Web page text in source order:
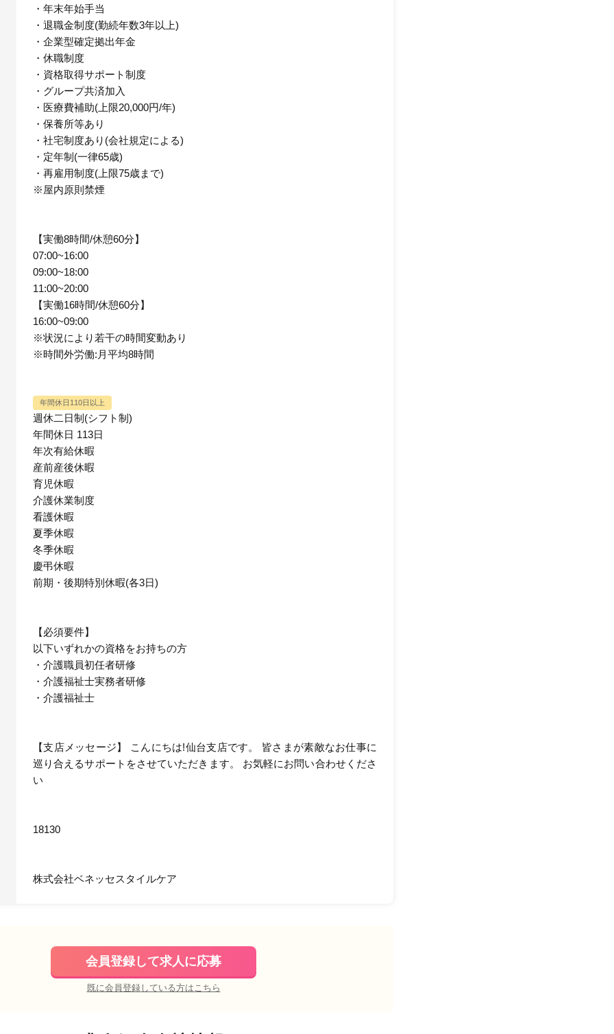
・年末年始手当
・退職金制度(勤続年数3年以上)
・企業型確定拠出年金
・休職制度
・資格取得サポート制度
・グループ共済加入
・医療費補助(上限20,000円/年)
・保養所等あり
・社宅制度あり(会社規定による)
・定年制(一律65歳)
・再雇用制度(上限75歳まで)
※屋内原則禁煙
【実働8時間/休憩60分】
07:00~16:00
09:00~18:00
11:00~20:00
【実働16時間/休憩60分】
16:00~09:00
※状況により若干の時間変動あり
※時間外労働:月平均8時間
年間休日110日以上
週休二日制(シフト制)
年間休日 113日
年次有給休暇
産前産後休暇
育児休暇
介護休業制度
看護休暇
夏季休暇
冬季休暇
慶弔休暇
前期・後期特別休暇(各3日)
【必須要件】
以下いずれかの資格をお持ちの方
・介護職員初任者研修
・介護福祉士実務者研修
・介護福祉士
【支店メッセージ】 こんにちは!仙台支店です。 皆さまが素敵なお仕事に
巡り合えるサポートをさせていただきます。 お気軽にお問い合わせくださ
い
18130
株式会社ベネッセスタイルケア
会員登録して求人に応募
既に会員登録している方はこちら